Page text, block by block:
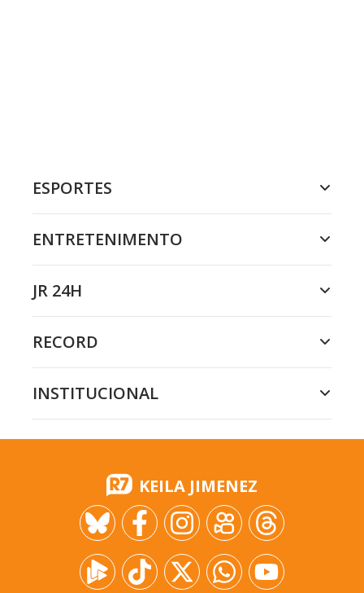
ESPORTES
ENTRETENIMENTO
JR 24H
RECORD
INSTITUCIONAL
KEILA JIMENEZ